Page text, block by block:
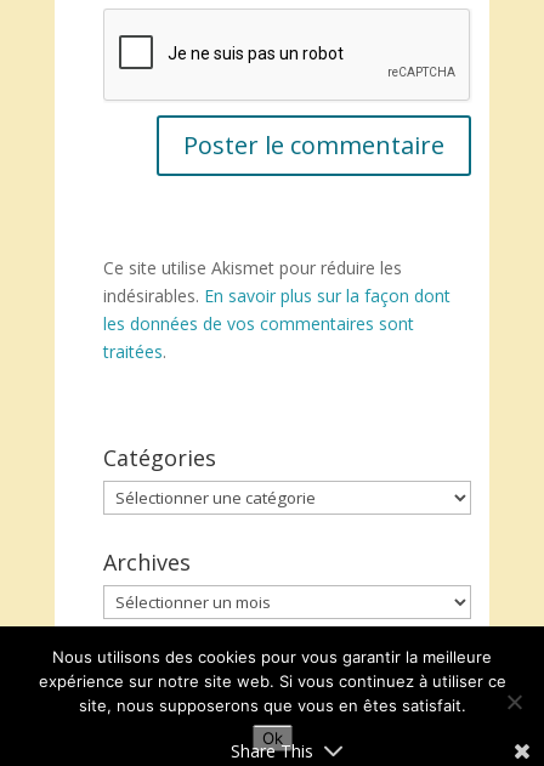
Ce site utilise Akismet pour réduire les
indésirables. En savoir plus sur la façon dont
les données de vos commentaires sont
traitées.
Catégories
Catégories
Archives
Archives
Share This
Nous utilisons des cookies pour vous garantir la meilleure
expérience sur notre site web. Si vous continuez à utiliser ce
site, nous supposerons que vous en êtes satisfait.
Ok